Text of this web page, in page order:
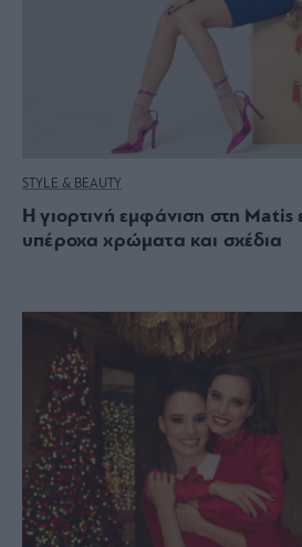
STYLE & BEAUTY
H γιορτινή εμφάνιση στη Matis
υπέροχα χρώματα και σχέδια